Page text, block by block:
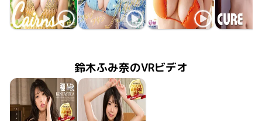
鈴木ふみ奈
鈴木ふみ奈
鈴木ふみ奈
鈴木ふみ
鈴木ふみ奈のVRビデオ